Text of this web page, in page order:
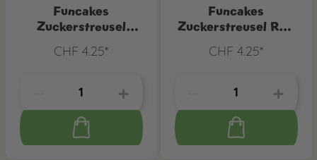
Funcakes
Zuckerstreusel
CHF 4.25*
Funcakes
Zuckerstreusel Rot,
CHF 4.25*